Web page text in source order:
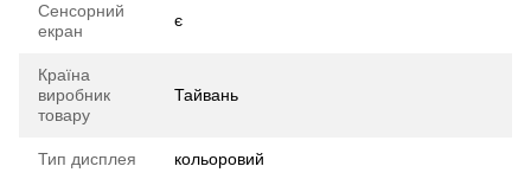
Сенсорний
екран
є
Країна
виробник
товару
Тайвань
Тип дисплея кольоровий